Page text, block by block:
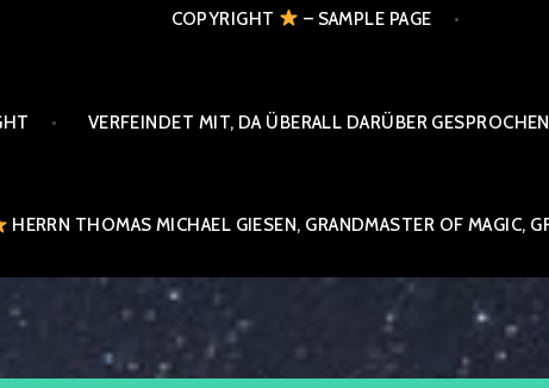
PYRIGHT
– SAMPLE PAGE
VERFEINDET MIT, DA ÜBERALL DARÜBER
HERRN THOMAS MICHAEL GIESEN, GRANDMASTER OF MAGIC,